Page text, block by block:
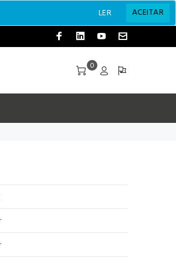
LER
ACEITAR
0